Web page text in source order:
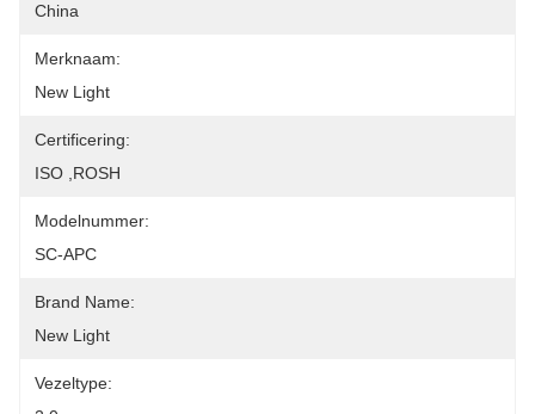
China
Merknaam:
New Light
Certificering:
ISO ,ROSH
Modelnummer:
SC-APC
Brand Name:
New Light
Vezeltype: